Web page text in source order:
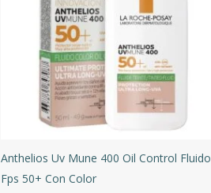
Anthelios Uv Mune 400 Oil Control Fluido
Fps 50+ Con Color